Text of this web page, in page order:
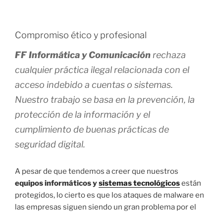
Compromiso ético y profesional
FF Informática y Comunicación rechaza
cualquier práctica ilegal relacionada con el
acceso indebido a cuentas o sistemas.
Nuestro trabajo se basa en la prevención, la
protección de la información y el
cumplimiento de buenas prácticas de
seguridad digital.
A pesar de que tendemos a creer que nuestros
equipos informáticos ysistemas tecnológicosestán
protegidos, lo cierto es que los ataques de malware en
las empresas siguen siendo un gran problema por el